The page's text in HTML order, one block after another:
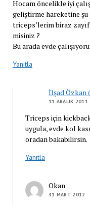
Hocam öncelikle iyi
geliştirme hareketine şu
triceps’lerim biraz
misiniz ?
Bu arada evde
Yanıtla
İlşad Özkan
11 ARALIK 2011
Triceps için
uygula, evde kol
oradan bakabilirsin.
Yanıtla
Okan
31 MART 2012